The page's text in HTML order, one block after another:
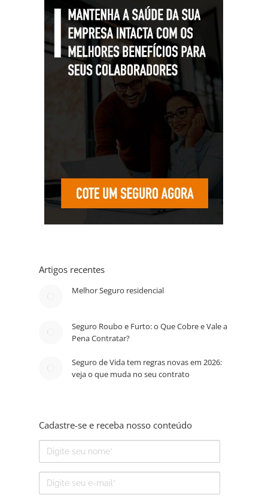
Artigos recentes
Melhor Seguro residencial
Seguro Roubo e Furto: o Que Cobre e Vale a
Pena Contratar?
Seguro de Vida tem regras novas em 2026:
veja o que muda no seu contrato
Cadastre-se e receba nosso conteúdo
Nome
mail